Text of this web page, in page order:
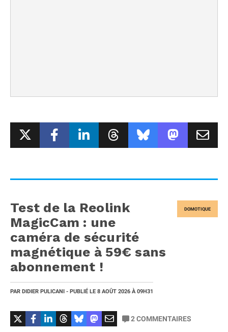
DOMOTIQUE
Test de la Reolink
MagicCam : une
caméra de sécurité
magnétique à 59€ sans
abonnement !
PAR DIDIER PULICANI - PUBLIÉ LE 8 AOÛT 2026 À 09H31
2COMMENTAIRES